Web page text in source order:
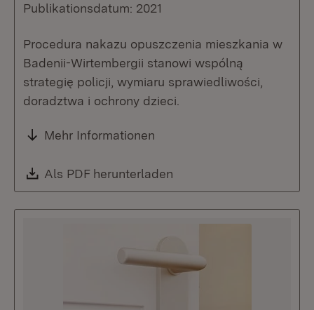
Publikationsdatum: 2021
Procedura nakazu opuszczenia mieszkania w
Badenii-Wirtembergii stanowi wspólną
strategię policji, wymiaru sprawiedliwości,
doradztwa i ochrony dzieci.
Mehr Informationen
Download:
Als PDF herunterladen